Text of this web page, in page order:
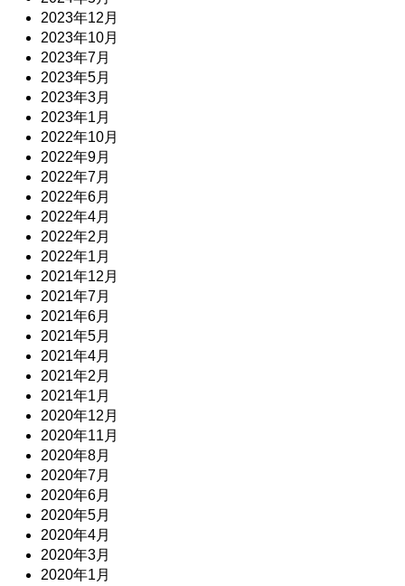
2023年12月
2023年10月
2023年7月
2023年5月
2023年3月
2023年1月
2022年10月
2022年9月
2022年7月
2022年6月
2022年4月
2022年2月
2022年1月
2021年12月
2021年7月
2021年6月
2021年5月
2021年4月
2021年2月
2021年1月
2020年12月
2020年11月
2020年8月
2020年7月
2020年6月
2020年5月
2020年4月
2020年3月
2020年1月